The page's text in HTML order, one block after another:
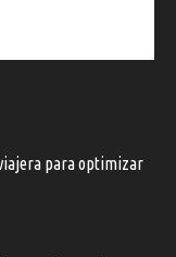
para optimizar